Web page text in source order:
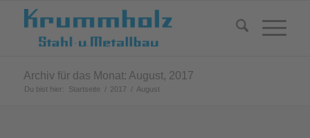
Archiv für das Monat: August, 2017
Du bist hier: Startseite / 2017 / August